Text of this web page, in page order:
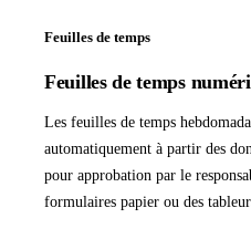
Feuilles de temps
Feuilles de temps
Les feuilles de temps
automatiquement à partir des
pour approbation par le
formulaires papier ou des